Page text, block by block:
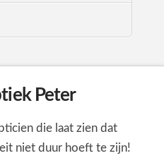
Peter
die laat zien dat
niet duur hoeft te zijn!